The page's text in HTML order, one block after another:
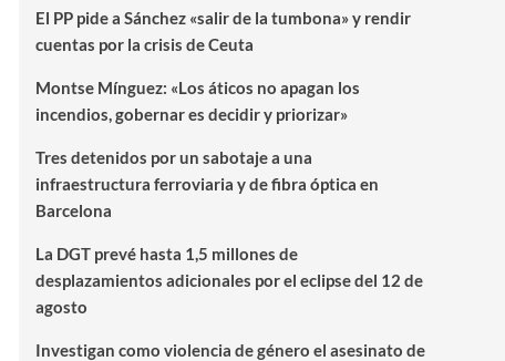
El PP pide a Sánchez «salir de la tumbona» y rendir
cuentas por la crisis de Ceuta
Montse Mínguez: «Los áticos no apagan los
incendios, gobernar es decidir y priorizar»
Tres detenidos por un sabotaje a una
infraestructura ferroviaria y de fibra óptica en
Barcelona
La DGT prevé hasta 1,5 millones de
desplazamientos adicionales por el eclipse del 12 de
agosto
Investigan como violencia de género el asesinato de